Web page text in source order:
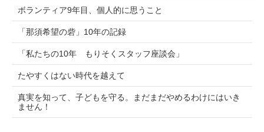
ボランティア9年目、個人的に思うこと
「那須希望の砦」10年の記録
「私たちの10年 もりそくスタッフ座談会」
たやすくはない時代を越えて
真実を知って、子どもを守る。まだまだやめるわけにはいき
ません！